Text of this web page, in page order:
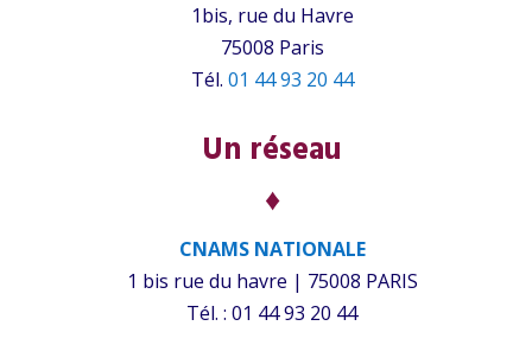
1bis, rue du Havre
75008 Paris
Tél. 01 44 93 20 44
Un réseau
♦
CNAMS NATIONALE
1 bis rue du havre | 75008 PARIS
Tél. : 01 44 93 20 44